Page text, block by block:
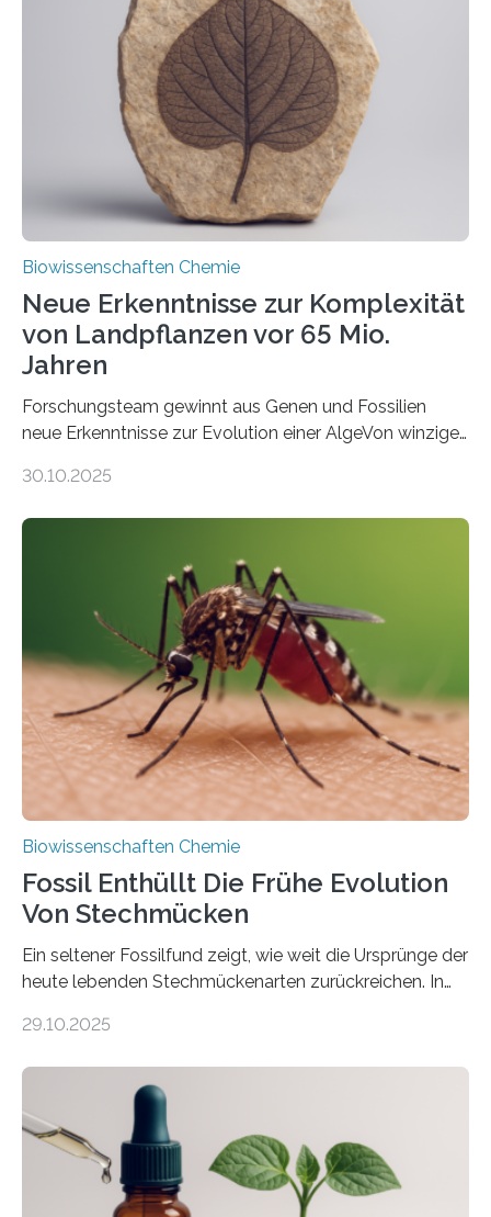
unbekannten Qualitätskontrollmechanismus des
peroxisomalen Proteintransports in der Bäckerhefe
Saccharomyces cerevisiae entdeckt, der für die
Funktionsfähigkeit der Organellen entscheidend ist. Die
Studie wurde am 28. Oktober 2025 in der
Fachzeitschrift…
Biowissenschaften Chemie
Neue Erkenntnisse zur Komplexität
von Landpflanzen vor 65 Mio.
Jahren
Forschungsteam gewinnt aus Genen und Fossilien
neue Erkenntnisse zur Evolution einer AlgeVon winzigen
Landpflanzen zählen zu den komplexesten
Grünalgen, die vor Hunderten von Millionen Jahren
lebten. Unter den Vorfahren sticht eine Gruppe heraus,
die noch heute in der Natur vorkommt: die
Süßwasseralge Coleochaetophyceae. Einige Arten
dieser Gruppe bilden aus Zellfäden dichte Geflechte
mit scheibenförmiger Gestalt. Was auffällig ist: Die
nächsten…
30.10.2025
Biowissenschaften Chemie
Fossil Enthüllt Die Frühe Evolution
Von Stechmücken
Ein seltener Fossilfund zeigt, wie weit die Ursprünge der
heute lebenden Stechmückenarten zurückreichen. In
Forschende die bisher älteste bekannte Stechmücken-
Region Kachin in Myanmar und hat sich in
ausgezeichnetem Zustand erhalten. Es konnte als neue
Art einer neuen Gattung beschrieben werden und trägt
nun den Namen Cretosabethes primaevus. Dieser erste
fossile Nachweis einer Stechmückenlarve in Bernstein
29.10.2025